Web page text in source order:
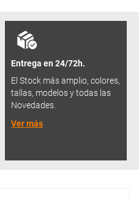
Entrega en 24/72h.
El Stock más amplio, colores,
tallas, modelos y todas las
Novedades.
Ver más